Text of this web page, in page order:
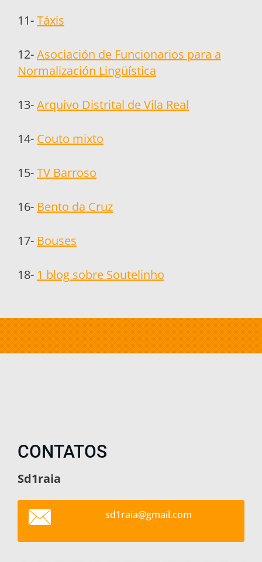
11-Táxis
12-Asociación de Funcionarios para a
Normalización Lingüística
13-Arquivo Distrital de Vila Real
14- Couto mixto
15-TV Barroso
16- Bento da Cruz
17- Bouses
18- 1 blog sobre Soutelinho
CONTATOS
Sd1raia
sd1raia@gmail.com